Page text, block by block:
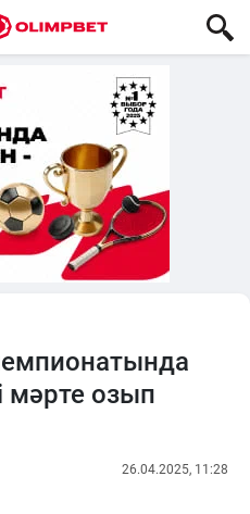
мәрте озып
26.04.2025, 11:28